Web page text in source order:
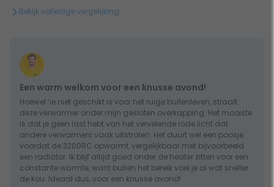
Bekijk volledige vergelijking
Een warm welkom voor een knusse avond!
Hoewel ‘ie niet geschikt is voor het ruige buitenleven, straalt
deze verwarmer onder mijn gesloten overkapping. Het mooiste
is dat je geen last hebt van het vervelende rode licht dat
andere verwarmers vaak uitstralen. Het duurt wel een poosje
voordat de 3200RC opwarmt, vergelijkbaar met bijvoorbeeld
een radiator. Ik blijf altijd goed onder de heater zitten voor een
constante warmte, want buiten het bereik voel je al wat sneller
de kou. Ideaal dus, voor een knusse avond!